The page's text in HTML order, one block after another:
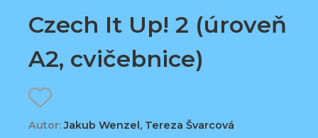
Czech It Up! 2 (úroveň
A2, cvičebnice)
Autor:Jakub Wenzel, Tereza Švarcová